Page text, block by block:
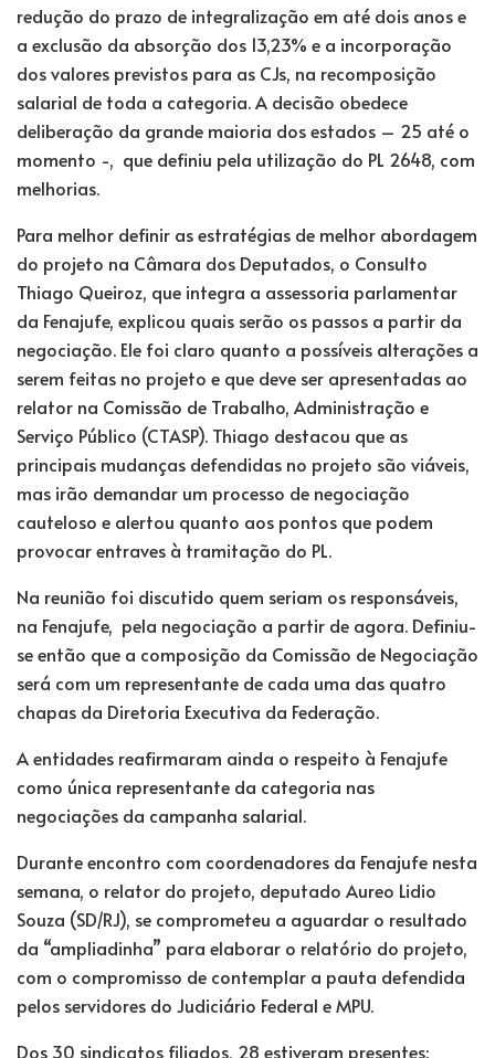
redução do prazo de integralização em até dois anos e
a exclusão da absorção dos 13,23% e a incorporação
dos valores previstos para as CJs, na recomposição
salarial de toda a categoria. A decisão obedece
deliberação da grande maioria dos estados – 25 até o
momento -, que definiu pela utilização do PL 2648, com
melhorias.
Para melhor definir as estratégias de melhor abordagem
do projeto na Câmara dos Deputados, o Consulto
Thiago Queiroz, que integra a assessoria parlamentar
da Fenajufe, explicou quais serão os passos a partir da
negociação. Ele foi claro quanto a possíveis alterações a
serem feitas no projeto e que deve ser apresentadas ao
relator na Comissão de Trabalho, Administração e
Serviço Público (CTASP). Thiago destacou que as
principais mudanças defendidas no projeto são viáveis,
mas irão demandar um processo de negociação
cauteloso e alertou quanto aos pontos que podem
provocar entraves à tramitação do PL.
Na reunião foi discutido quem seriam os responsáveis,
na Fenajufe, pela negociação a partir de agora. Definiu-
se então que a composição da Comissão de Negociação
será com um representante de cada uma das quatro
chapas da Diretoria Executiva da Federação.
A entidades reafirmaram ainda o respeito à Fenajufe
como única representante da categoria nas
negociações da campanha salarial.
Durante encontro com coordenadores da Fenajufe nesta
semana, o relator do projeto, deputado Aureo Lidio
Souza (SD/RJ), se comprometeu a aguardar o resultado
da “ampliadinha” para elaborar o relatório do projeto,
com o compromisso de contemplar a pauta defendida
pelos servidores do Judiciário Federal e MPU.
Dos 30 sindicatos filiados, 28 estiveram presentes: